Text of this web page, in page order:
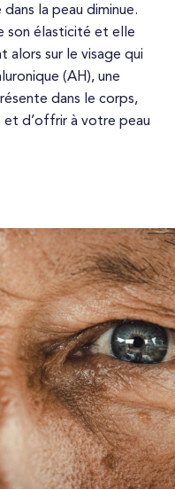
la peau diminue.
son élasticité et elle
alors sur le visage qui
(AH), une
dans le corps,
d’offrir à votre peau